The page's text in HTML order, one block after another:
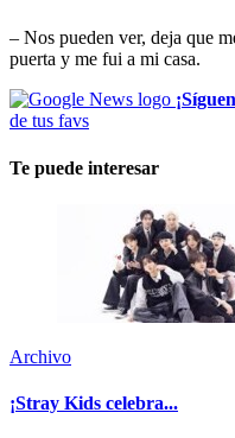
– Nos pueden ver, deja que
puerta y me fui a mi casa.
de tus favs
Te puede interesar
Archivo
¡Stray Kids celebra...